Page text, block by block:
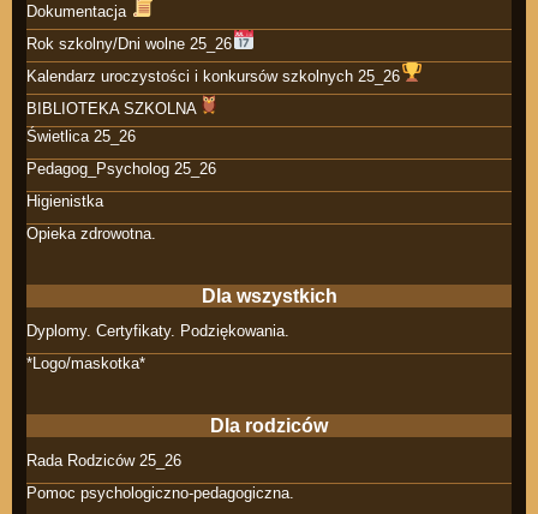
Dokumentacja
Rok szkolny/Dni wolne 25_26
Kalendarz uroczystości i konkursów szkolnych 25_26
BIBLIOTEKA SZKOLNA
Świetlica 25_26
Pedagog_Psycholog 25_26
Higienistka
Opieka zdrowotna.
Dla wszystkich
Dyplomy. Certyfikaty. Podziękowania.
*Logo/maskotka*
Dla rodziców
Rada Rodziców 25_26
Pomoc psychologiczno-pedagogiczna.